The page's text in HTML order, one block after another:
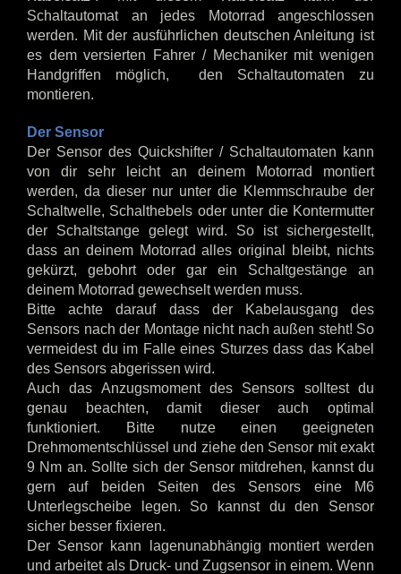
Schaltautomat an jedes Motorrad angeschlossen
werden. Mit der ausführlichen deutschen Anleitung ist
es dem versierten Fahrer / Mechaniker mit wenigen
Handgriffen möglich, den Schaltautomaten zu
montieren.
Der Sensor
Der Sensor des Quickshifter / Schaltautomaten kann
von dir sehr leicht an deinem Motorrad montiert
werden, da dieser nur unter die Klemmschraube der
Schaltwelle, Schalthebels oder unter die Kontermutter
der Schaltstange gelegt wird. So ist sichergestellt,
dass an deinem Motorrad alles original bleibt, nichts
gekürzt, gebohrt oder gar ein Schaltgestänge an
deinem Motorrad gewechselt werden muss.
Bitte achte darauf dass der Kabelausgang des
Sensors nach der Montage nicht nach außen steht! So
vermeidest du im Falle eines Sturzes dass das Kabel
des Sensors abgerissen wird.
Auch das Anzugsmoment des Sensors solltest du
genau beachten, damit dieser auch optimal
funktioniert. Bitte nutze einen geeigneten
Drehmomentschlüssel und ziehe den Sensor mit exakt
9 Nm an. Sollte sich der Sensor mitdrehen, kannst du
gern auf beiden Seiten des Sensors eine M6
Unterlegscheibe legen. So kannst du den Sensor
sicher besser fixieren.
Der Sensor kann lagenunabhängig montiert werden
und arbeitet als Druck- und Zugsensor in einem. Wenn